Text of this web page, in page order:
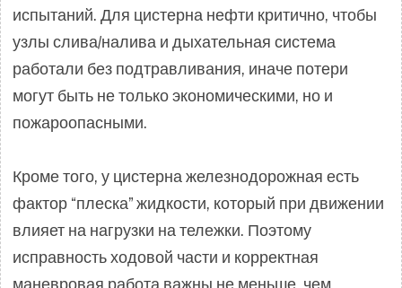
испытаний. Для цистерна нефти критично, чтобы
узлы слива/налива и дыхательная система
работали без подтравливания, иначе потери
могут быть не только экономическими, но и
пожароопасными.
Кроме того, у цистерна железнодорожная есть
фактор “плеска” жидкости, который при движении
влияет на нагрузки на тележки. Поэтому
исправность ходовой части и корректная